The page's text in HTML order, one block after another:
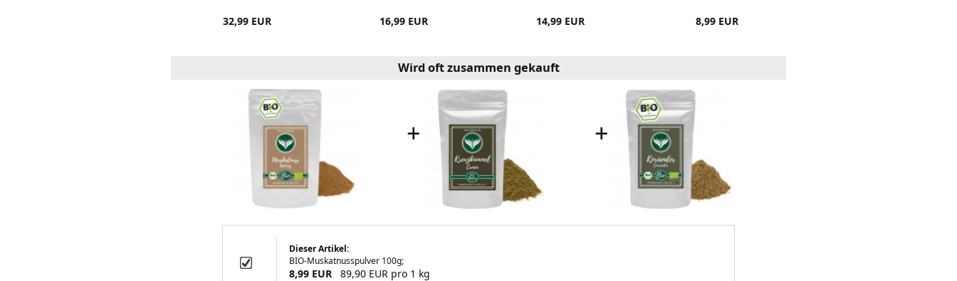
32,99 EUR 16,99 EUR 14,99 EUR 8,99 EUR
Wird oft zusammen gekauft
+ +
Dieser Artikel:
BIO-Muskatnusspulver 100g;
8,99 EUR 89,90 EUR pro 1 kg